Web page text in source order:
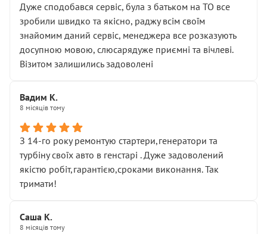
Дуже сподобався сервіс, була з батьком на ТО все
зробили швидко та якісно, раджу всім своїм
знайомим даний сервіс, менеджера все розказують
досупною мовою, слюсарядуже приємні та вічлеві.
Візитом залишились задоволені
Вадим К.
8 місяців тому
З 14-го року ремонтую стартери,генератори та
турбіну своїх авто в генстарі . Дуже задоволений
якістю робіт,гарантією,сроками виконання. Так
тримати!
Саша К.
8 місяців тому